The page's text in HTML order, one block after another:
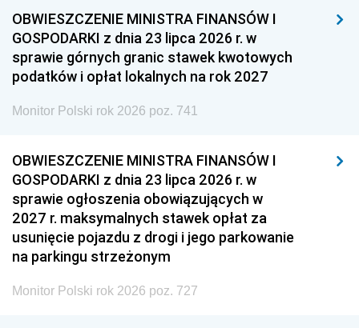
OBWIESZCZENIE MINISTRA FINANSÓW I
GOSPODARKI z dnia 23 lipca 2026 r. w
sprawie górnych granic stawek kwotowych
podatków i opłat lokalnych na rok 2027
Monitor Polski rok 2026 poz. 741
OBWIESZCZENIE MINISTRA FINANSÓW I
GOSPODARKI z dnia 23 lipca 2026 r. w
sprawie ogłoszenia obowiązujących w
2027 r. maksymalnych stawek opłat za
usunięcie pojazdu z drogi i jego parkowanie
na parkingu strzeżonym
Monitor Polski rok 2026 poz. 727